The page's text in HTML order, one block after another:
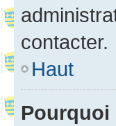
contacter.
Haut
Pourquoi